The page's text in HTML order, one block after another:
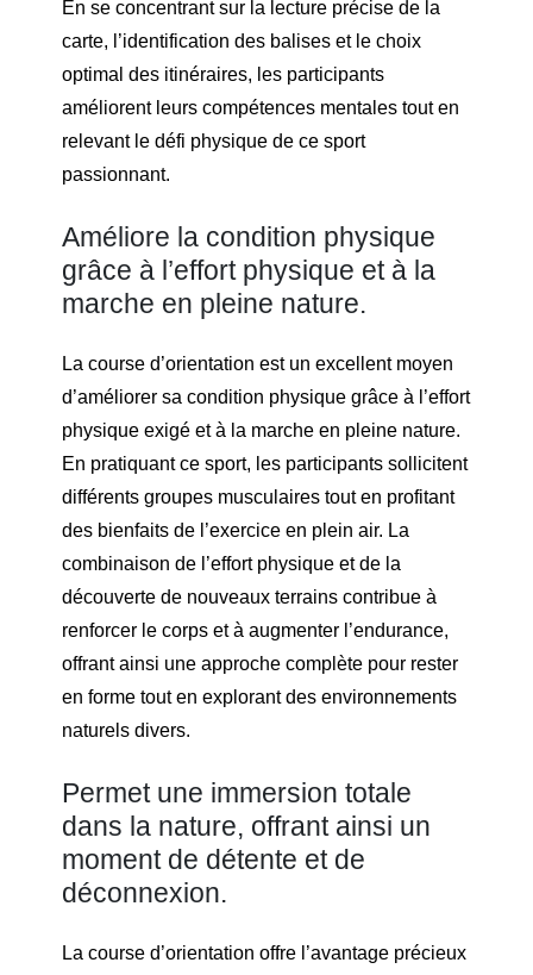
En se concentrant sur la lecture précise de la
carte, l’identification des balises et le choix
optimal des itinéraires, les participants
améliorent leurs compétences mentales tout en
relevant le défi physique de ce sport
passionnant.
Améliore la condition physique
grâce à l’effort physique et à la
marche en pleine nature.
La course d’orientation est un excellent moyen
d’améliorer sa condition physique grâce à l’effort
physique exigé et à la marche en pleine nature.
En pratiquant ce sport, les participants sollicitent
différents groupes musculaires tout en profitant
des bienfaits de l’exercice en plein air. La
combinaison de l’effort physique et de la
découverte de nouveaux terrains contribue à
renforcer le corps et à augmenter l’endurance,
offrant ainsi une approche complète pour rester
en forme tout en explorant des environnements
naturels divers.
Permet une immersion totale
dans la nature, offrant ainsi un
moment de détente et de
déconnexion.
La course d’orientation offre l’avantage précieux